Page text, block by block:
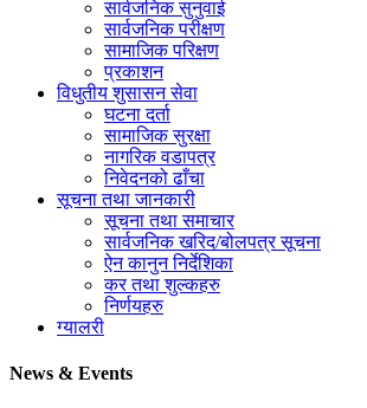
सार्वजनिक सुनुवाई
सार्वजनिक परीक्षण
सामाजिक परिक्षण
प्रकाशन
विधुतीय शुसासन सेवा
घटना दर्ता
सामाजिक सुरक्षा
नागरिक वडापत्र
निवेदनको ढाँचा
सूचना तथा जानकारी
सूचना तथा समाचार
सार्वजनिक खरिद/बोलपत्र सूचना
ऐन कानुन निर्देशिका
कर तथा शुल्कहरु
निर्णयहरु
ग्यालरी
News & Events